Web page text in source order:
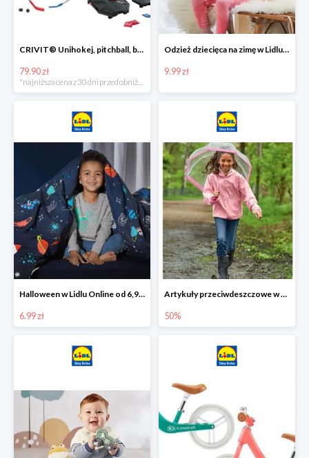
CRIVIT® Unihokej, pitchball, bean bag lub disc golf
79.90 zł
Odzież dziecięca na zimę w Lidlu Online od 9,99 zł
9.99 zł
Halloween w Lidlu Online od 6,99 zł
6.99 zł
Artykuły przeciwdeszczowe w Lodilu Online do -50%
50%